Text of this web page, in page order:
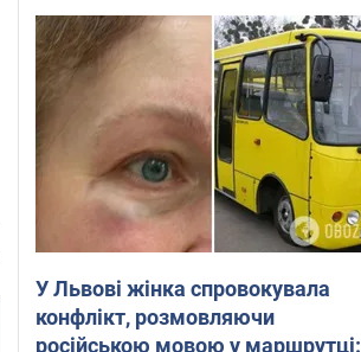
У Львові жінка спровокувала
конфлікт, розмовляючи
російською мовою у маршрутці: